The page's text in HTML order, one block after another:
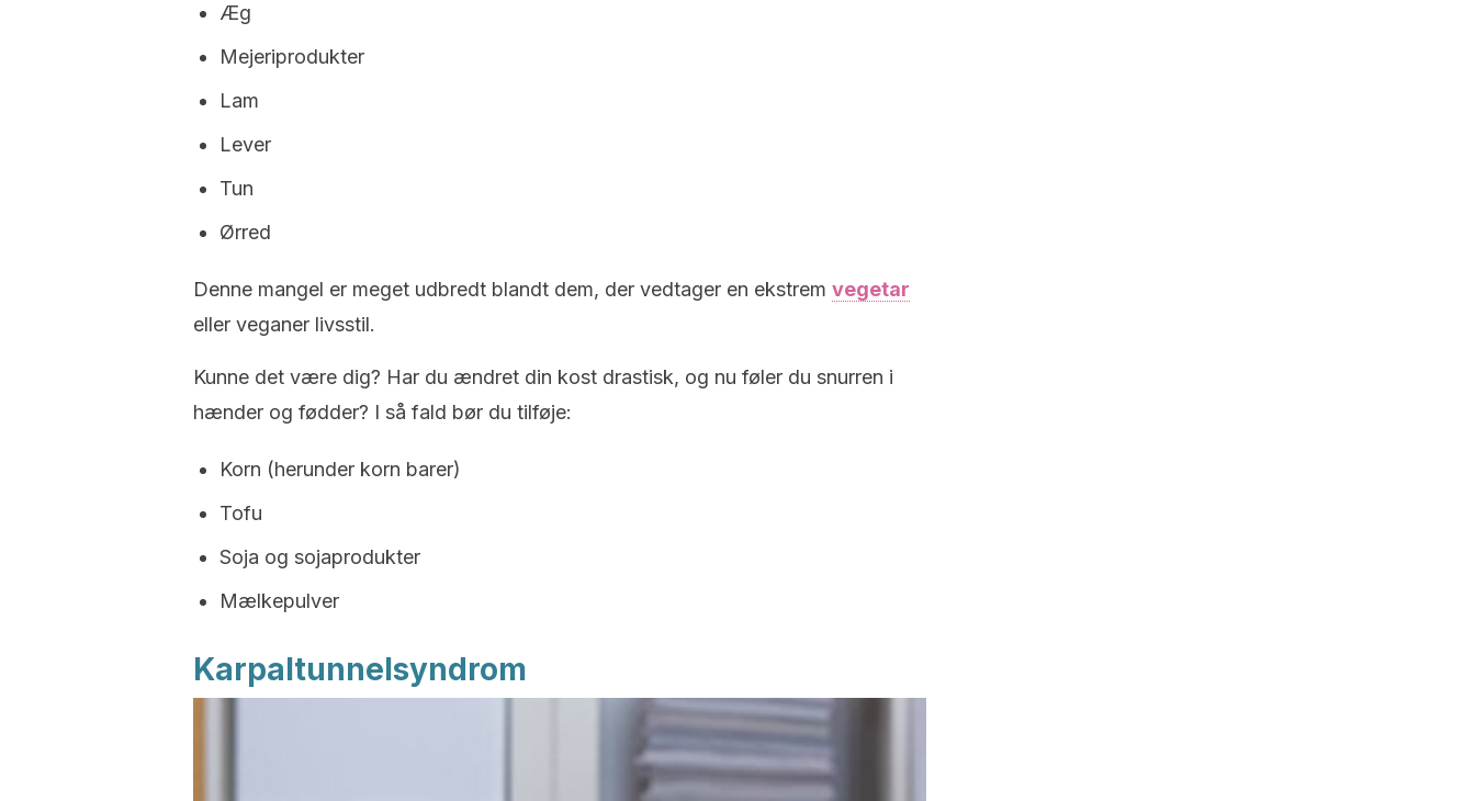
Æg
Mejeriprodukter
Lam
Lever
Tun
Ørred
Denne mangel er meget udbredt blandt dem, der vedtager en ekstrem vegetar
eller veganer livsstil.
Kunne det være dig? Har du ændret din kost drastisk, og nu føler du snurren i
hænder og fødder? I så fald bør du tilføje:
Korn (herunder korn barer)
Tofu
Soja og sojaprodukter
Mælkepulver
Karpaltunnelsyndrom